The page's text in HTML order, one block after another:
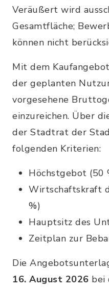
Veräußert wird
Gesamtfläche;
können nicht
Mit dem
der geplanten
vorgesehene
einzureichen. Über
der Stadtrat der
folgenden Kriterien:
Höchstgebot (50
Wirtschaftskraft
%)
Hauptsitz des
Zeitplan zur
Die
16. August 2026 bei